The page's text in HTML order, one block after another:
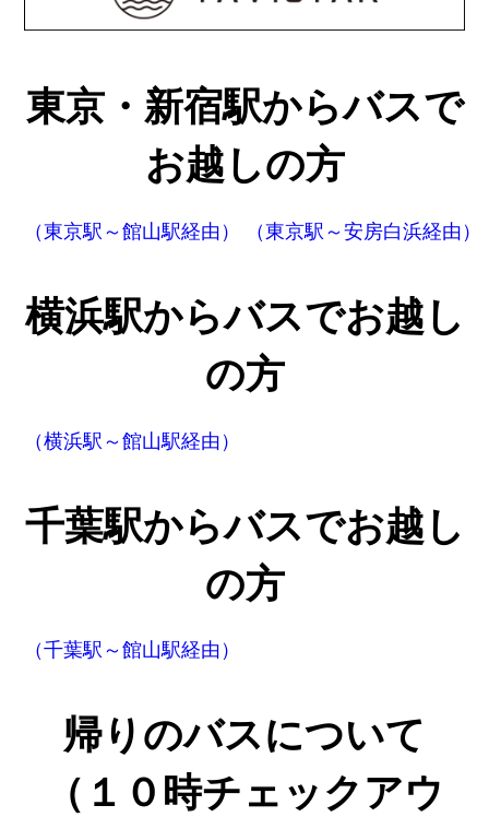
東京・新宿駅からバスで
お越しの方
（東京駅～館山駅経由） （東京駅～安房白浜経由）
横浜駅からバスでお越し
の方
（横浜駅～館山駅経由）
千葉駅からバスでお越し
の方
（千葉駅～館山駅経由）
帰りのバスについて
（１０時チェックアウ